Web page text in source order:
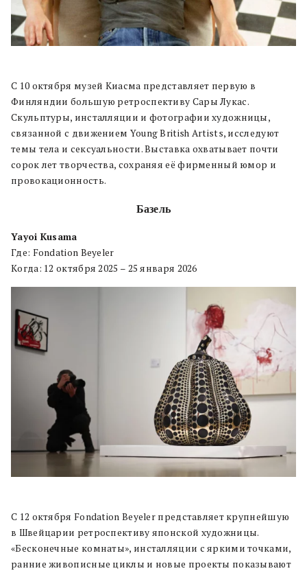
С 10 октября музей Киасма представляет первую в
Финляндии большую ретроспективу Сары Лукас.
Скульптуры, инсталляции и фотографии художницы,
связанной с движением Young British Artists, исследуют
темы тела и сексуальности. Выставка охватывает почти
сорок лет творчества, сохраняя её фирменный юмор и
провокационность.
Базель
Yayoi Kusama
Где: Fondation Beyeler
Когда: 12 октября 2025 – 25 января 2026
С 12 октября Fondation Beyeler представляет крупнейшую
в Швейцарии ретроспективу японской художницы.
«Бесконечные комнаты», инсталляции с яркими точками,
ранние живописные циклы и новые проекты показывают